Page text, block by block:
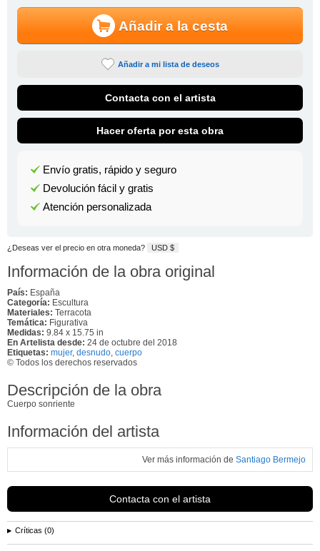
Añadir a la cesta
Añadir a mi lista de deseos
Contacta con el artista
Hacer oferta por esta obra
Envío gratis, rápido y seguro
Devolución fácil y gratis
Atención personalizada
¿Deseas ver el precio en otra moneda? USD $
Información de la obra original
País: España
Categoría: Escultura
Materiales: Terracota
Temática: Figurativa
Medidas: 9.84 x 15.75 in
En Artelista desde: 24 de octubre del 2018
Etiquetas: mujer, desnudo cuerpo
© Todos los derechos reservados
Descripción de la obra
Cuerpo sonriente
Información del artista
Ver más información de Santiago Bermejo
Contacta con el artista
Críticas (0)